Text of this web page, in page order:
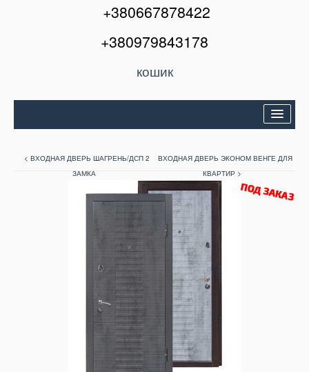
+380667878422
+380979843178
кошик
Вікна та балкони
< ВХОДНАЯ ДВЕРЬ ШАГРЕНЬ/ДСП 2
ЗАМКА
ВХОДНАЯ ДВЕРЬ ЭКОНОМ ВЕНГЕ ДЛЯ
КВАРТИР >